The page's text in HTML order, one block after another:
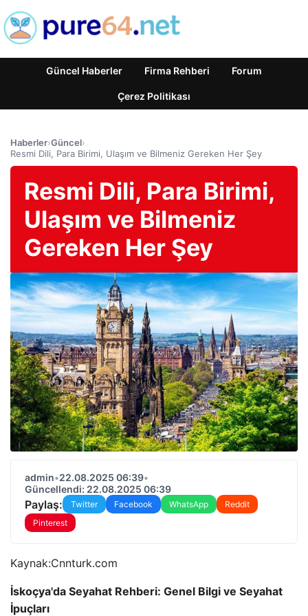
Güncel Haberler Firma Rehberi Forum
Çerez Politikası
Haberler›Güncel›
Resmi Dili, Para Birimi, Ulaşım ve Bilmeniz Gereken Her Şey
Resmi Dili, Para Birimi,
Ulaşım ve Bilmeniz
Gereken Her Şey
admin•22.08.2025 06:39•
Güncellendi: 22.08.2025 06:39
Paylaş: Twitter Facebook WhatsApp
Reddit
Pinterest
Kaynak:Cnnturk.com
İskoçya'da Seyahat Rehberi: Genel Bilgi ve Seyahat
İpuçları